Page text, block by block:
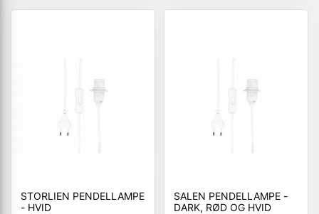
STORLIEN PENDELLAMPE
- HVID
SALEN PENDELLAMPE -
DARK, RØD OG HVID